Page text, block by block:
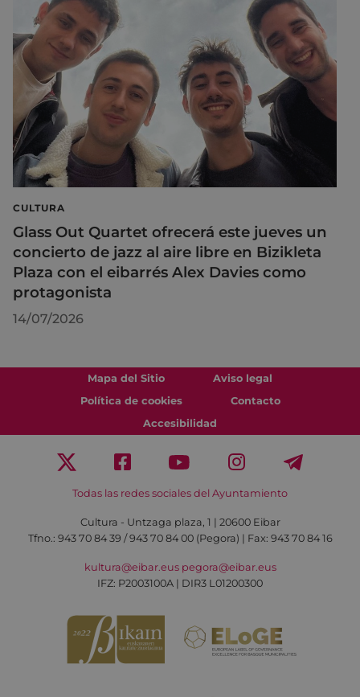
CULTURA
Glass Out Quartet ofrecerá este jueves un
concierto de jazz al aire libre en Bizikleta
Plaza con el eibarrés Alex Davies como
protagonista
14/07/2026
Mapa del Sitio
Aviso legal
Política de cookies
Contacto
Accesibilidad
Todas las redes sociales del Ayuntamiento
Cultura - Untzaga plaza, 1 | 20600 Eibar
Tfno.: 943 70 84 39 / 943 70 84 00 (Pegora) | Fax: 943 70 84 16
kultura@eibar.eus pegora@eibar.eus
IFZ: P2003100A | DIR3 L01200300